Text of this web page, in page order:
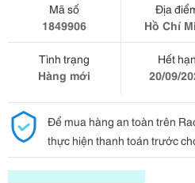
Mã số
1849906
Địa
Hồ Chí
Tình trạng
Hàng mới
Hết hạn
20/09/
Để mua hàng an toàn trên
thực hiện thanh toán trước